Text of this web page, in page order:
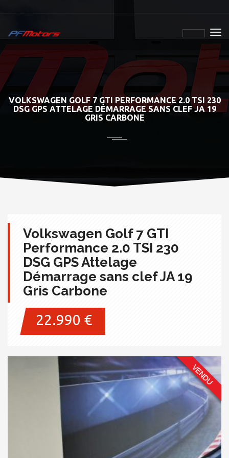
VOLKSWAGEN GOLF 7 GTI PERFORMANCE 2.0 TSI 230
DSG GPS ATTELAGE DÉMARRAGE SANS CLEF JA 19
GRIS CARBONE
Volkswagen Golf 7 GTI
Performance 2.0 TSI 230
DSG GPS Attelage
Démarrage sans clef JA 19
Gris Carbone
22.990 €